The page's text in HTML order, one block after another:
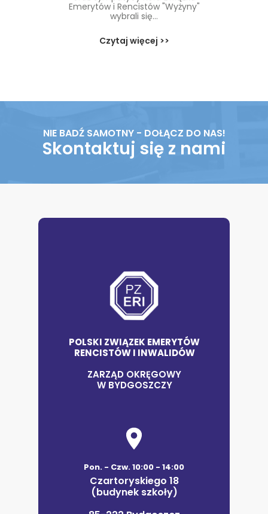
Emerytów i Rencistów "Wyżyny"
wybrali się...
Czytaj więcej >>
NIE BADŹ SAMOTNY - DOŁĄCZ DO NAS!
Skontaktuj się z nami
POLSKI ZWIĄZEK EMERYTÓW
RENCISTÓW I INWALIDÓW
ZARZĄD OKRĘGOWY
W BYDGOSZCZY
Pon. - Czw. 10:00 - 14:00
Czartoryskiego 18
(budynek szkoły)